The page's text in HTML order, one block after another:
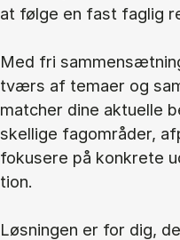
at føl­ge en fast fag­lig
Med fri
tværs af te­ma­er og
mat­cher dine ak­tu­el­le
skel­li­ge fag­om­rå­der,
fo­ku­se­re på kon­kre­te
tion.
Løs­nin­gen er for dig,